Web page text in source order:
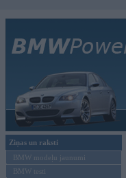
Ziņas un raksti
BMW modeļu jaunumi
BMW testi